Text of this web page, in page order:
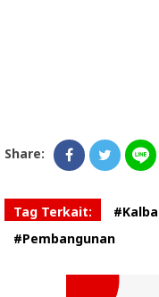
Share:
Tag Terkait:
#Pembangunan